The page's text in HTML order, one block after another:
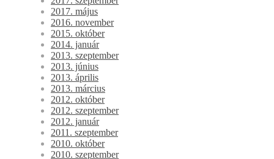
2017. május
2016. november
2015. október
2014. január
2013. szeptember
2013. június
2013. április
2013. március
2012. október
2012. szeptember
2012. január
2011. szeptember
2010. október
2010. szeptember